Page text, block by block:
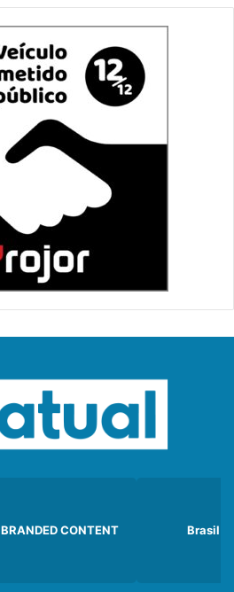
BRANDED CONTENT Brasil